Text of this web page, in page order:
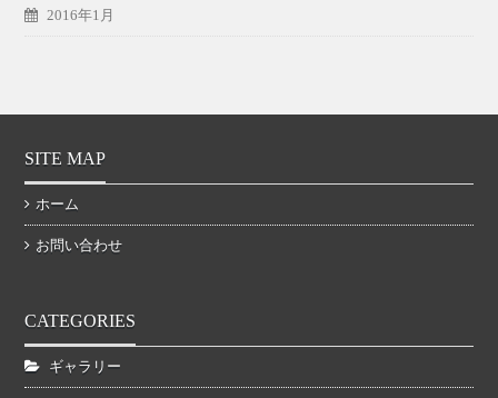
2016年1月
SITE MAP
ホーム
お問い合わせ
CATEGORIES
ギャラリー